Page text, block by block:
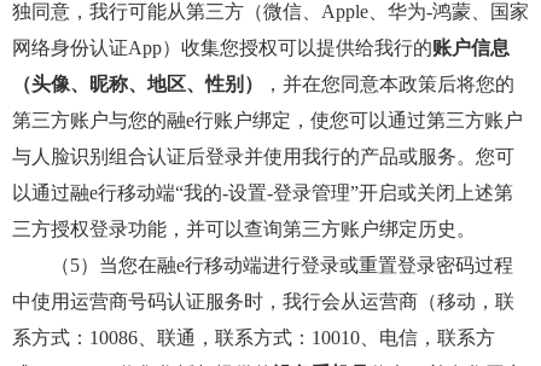
独同意，我行可能从第三方（微信、Apple、华为-鸿蒙、国家
网络身份认证App）收集您授权可以提供给我行的账户信息
（头像、昵称、地区、性别）
，并在您同意本政策后将您的
第三方账户与您的融e行账户绑定，使您可以通过第三方账户
与人脸识别组合认证后登录并使用我行的产品或服务。您可
以通过融e行移动端“我的-设置-登录管理”开启或关闭上述第
三方授权登录功能，并可以查询第三方账户绑定历史。
（5）当您在融e行移动端进行登录或重置登录密码过程
中使用运营商号码认证服务时，我行会从运营商（移动，联
系方式：10086、联通，联系方式：10010、电信，联系方